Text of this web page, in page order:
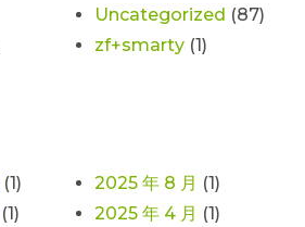
Uncategorized (87)
zf+smarty (1)
(1) 2025 年 8 月 (1)
(1) 2025 年 4 月 (1)